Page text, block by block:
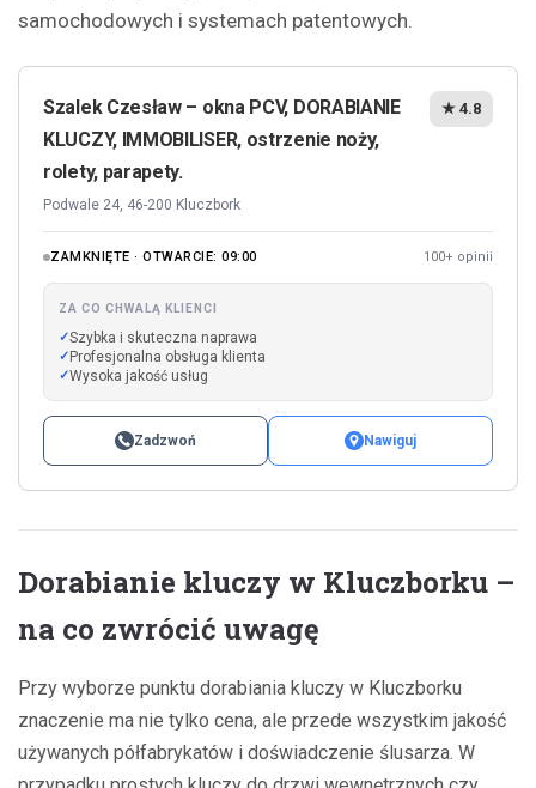
samochodowych i systemach patentowych.
Szalek Czesław – okna PCV, DORABIANIE
KLUCZY, IMMOBILISER, ostrzenie noży,
rolety, parapety.
Podwale 24, 46-200 Kluczbork
★ 4.8
ZAMKNIĘTE · OTWARCIE: 09:00 100+ opinii
ZA CO CHWALĄ KLIENCI
Szybka i skuteczna naprawa
Profesjonalna obsługa klienta
Wysoka jakość usług
Zadzwoń Nawiguj
Dorabianie kluczy w Kluczborku –
na co zwrócić uwagę
Przy wyborze punktu dorabiania kluczy w Kluczborku
znaczenie ma nie tylko cena, ale przede wszystkim jakość
używanych półfabrykatów i doświadczenie ślusarza. W